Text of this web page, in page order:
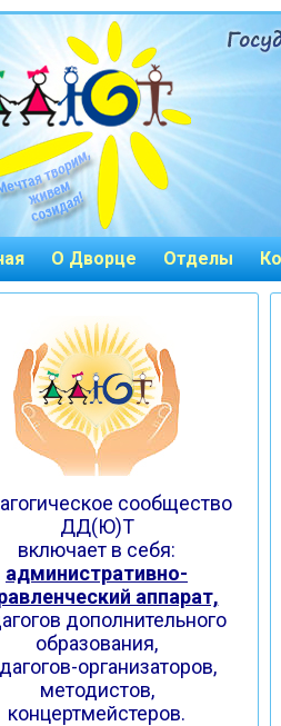
О Дворце Отделы
сообщество
ДД(Ю)Т
включает в себя:
административно-
аппарат,
дополнительного
образования,
организаторов,
методистов,
концертмейстеров.